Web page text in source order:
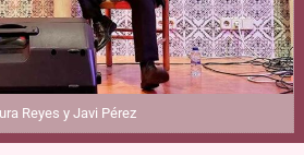
Reyes y Javi Pérez